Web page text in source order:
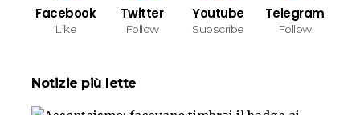
Facebook
Like
Twitter
Follow
Youtube
Subscribe
Telegram
Follow
Notizie più lette